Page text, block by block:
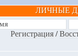
ЛИЧНЫЕ
Регистрация/